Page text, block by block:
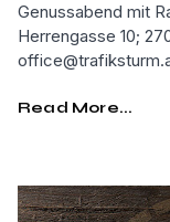
Genussabend mit
Herrengasse 10;
Read More...